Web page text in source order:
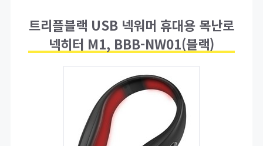
트리플블랙 USB 넥워머 휴대용 목난로
넥히터 M1, BBB-NW01(블랙)